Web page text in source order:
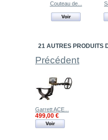
Couteau de...
Voir
21 AUTRES PRODUITS
Précédent
Garrett ACE...
499,00 €
Voir